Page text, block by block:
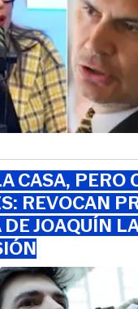
CASA, PERO
REVOCAN
JOAQUÍN